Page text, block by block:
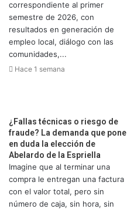
correspondiente al primer
semestre de 2026, con
resultados en generación de
empleo local, diálogo con las
comunidades,...
Hace 1 semana
¿Fallas técnicas o riesgo de
fraude? La demanda que pone
en duda la elección de
Abelardo de la Espriella
Imagine que al terminar una
compra le entregan una factura
con el valor total, pero sin
número de caja, sin hora, sin